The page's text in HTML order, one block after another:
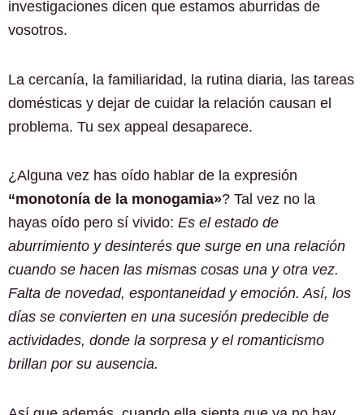
investigaciones dicen que estamos aburridas de
vosotros.
La cercanía, la familiaridad, la rutina diaria, las tareas
domésticas y dejar de cuidar la relación causan el
problema. Tu sex appeal desaparece.
¿Alguna vez has oído hablar de la expresión
“monotonía de la monogamia»? Tal vez no la
hayas oído pero sí vivido: Es el estado de
aburrimiento y desinterés que surge en una relación
cuando se hacen las mismas cosas una y otra vez.
Falta de novedad, espontaneidad y emoción. Así, los
días se convierten en una sucesión predecible de
actividades, donde la sorpresa y el romanticismo
brillan por su ausencia.